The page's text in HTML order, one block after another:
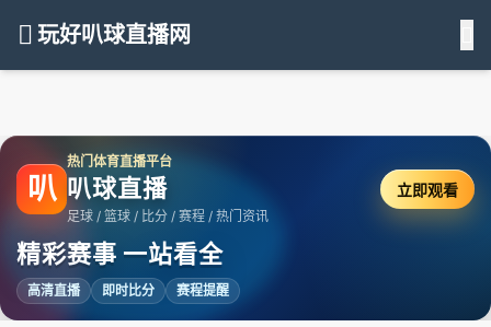
玩好叭球直播网
叭
热门体育直播平台
叭球直播
足球 / 篮球 / 比分 / 赛程 / 热门资讯
精彩赛事 一站看全
高清直播 即时比分 赛程提醒
立即观看